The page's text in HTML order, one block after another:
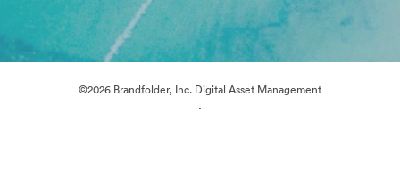
©2026 Brandfolder, Inc. Digital Asset Management
·